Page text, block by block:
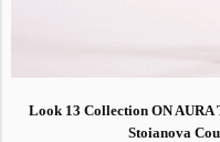
Look 13 Collection ON AURA
Stoianova